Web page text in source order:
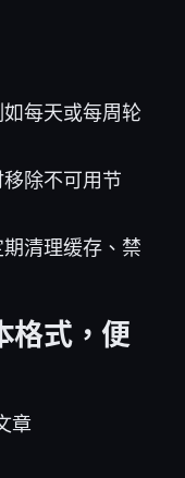
每天或每周轮
除不可用节
清理缓存、禁
格式，便
章